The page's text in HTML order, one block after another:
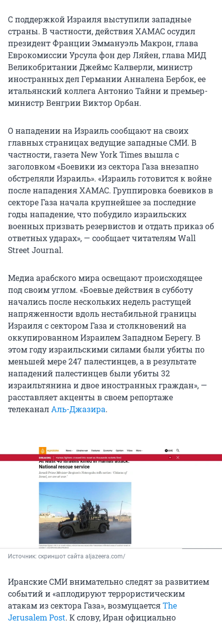
С поддержкой Израиля выступили западные
страны. В частности, действия ХАМАС осудил
президент Франции Эммануэль Макрон, глава
Еврокомиссии Урсула фон дер Ляйен, глава МИД
Великобритании Джеймс Калверли, министр
иностранных дел Германии Анналена Бербок, ее
итальянский коллега Антонио Тайни и премьер-
министр Венгрии Виктор Орбан.
О нападении на Израиль сообщают на своих
главных страницах ведущие западные СМИ. В
частности, газета New York Times вышла с
заголовком «Боевики из сектора Газа внезапно
обстреляли Израиль». «Израиль готовится к войне
после нападения ХАМАС. Группировка боевиков в
секторе Газа начала крупнейшее за последние
годы нападение, что побудило израильских
военных призвать резервистов и отдать приказ об
ответных ударах», — сообщает читателям Wall
Street Journal.
Медиа арабского мира освещают происходящее
под своим углом. «Боевые действия в субботу
начались после нескольких недель растущей
напряженности вдоль нестабильной границы
Израиля с сектором Газа и столкновений на
оккупированном Израилем Западном Берегу. В
этом году израильскими силами были убиты по
меньшей мере 247 палестинцев, а в результате
нападений палестинцев были убиты 32
израильтянина и двое иностранных граждан», —
расставляет акценты в своем репортаже
телеканалАль-Джазира.
Источник: скриншот сайта aljazeera.com/
Иранские СМИ внимательно следят за развитием
событий и «аплодируют террористическим
атакам из сектора Газа», возмущаетсяThe
Jerusalem Post. К слову, Иран официально